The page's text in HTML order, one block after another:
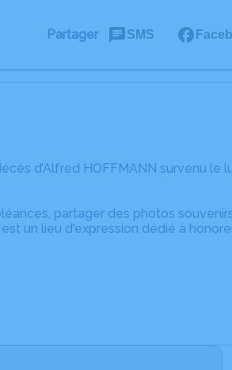
Partager SMS
d’Alfred HOFFMANN survenu le
partager des photos
un lieu d'expression dédié à